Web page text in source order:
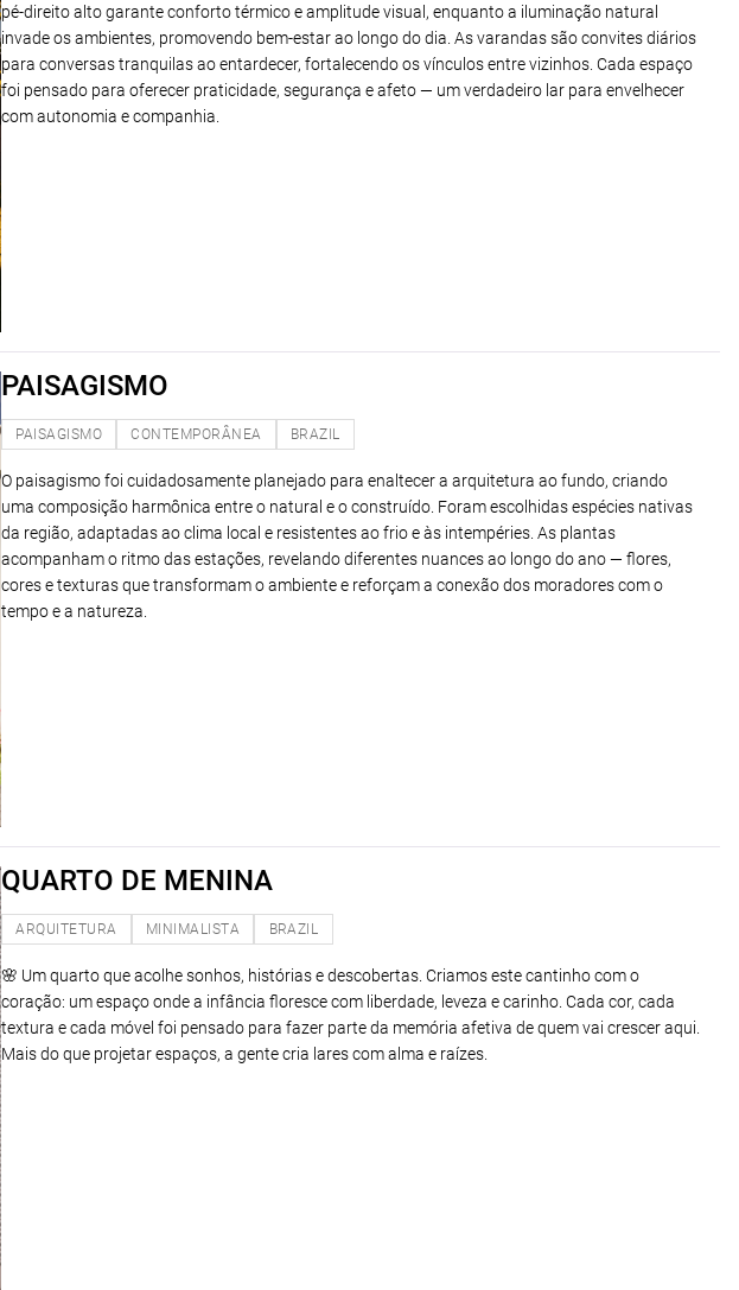
pé-direito alto garante conforto térmico e amplitude visual, enquanto a iluminação natural
invade os ambientes, promovendo bem-estar ao longo do dia. As varandas são convites diários
para conversas tranquilas ao entardecer, fortalecendo os vínculos entre vizinhos. Cada espaço
foi pensado para oferecer praticidade, segurança e afeto — um verdadeiro lar para envelhecer
com autonomia e companhia.
PAISAGISMO
PAISAGISMO CONTEMPORÂNEA BRAZIL
O paisagismo foi cuidadosamente planejado para enaltecer a arquitetura ao fundo, criando
uma composição harmônica entre o natural e o construído. Foram escolhidas espécies nativas
da região, adaptadas ao clima local e resistentes ao frio e às intempéries. As plantas
acompanham o ritmo das estações, revelando diferentes nuances ao longo do ano — flores,
cores e texturas que transformam o ambiente e reforçam a conexão dos moradores com o
tempo e a natureza.
QUARTO DE MENINA
ARQUITETURA MINIMALISTA BRAZIL
🌸 Um quarto que acolhe sonhos, histórias e descobertas. Criamos este cantinho com o
coração: um espaço onde a infância floresce com liberdade, leveza e carinho. Cada cor, cada
textura e cada móvel foi pensado para fazer parte da memória afetiva de quem vai crescer aqui.
Mais do que projetar espaços, a gente cria lares com alma e raízes.